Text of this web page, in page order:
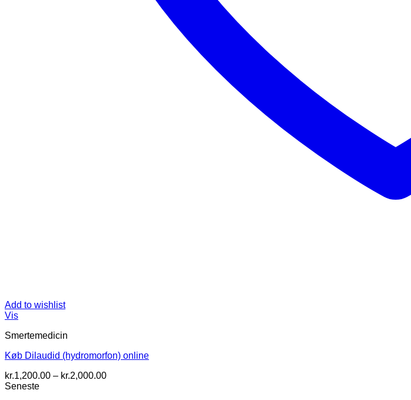
Add to wishlist
Vis
Smertemedicin
Køb Dilaudid (hydromorfon) online
kr.1,200.00 – kr.2,000.00Prisinterval:
Seneste